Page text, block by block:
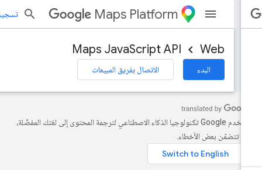
Maps Platform تسجيل
Web
Maps JavaScript API
الاتصال بفريق المبيعات
تستخدم Google تكنولوجيا الذكاء الاصطناعي لترجمة المحتوى إلى لغتك المفضّلة،
تتضمّن بعض الأخطاء.